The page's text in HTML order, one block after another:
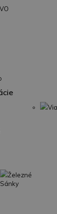
Železné
Sánky